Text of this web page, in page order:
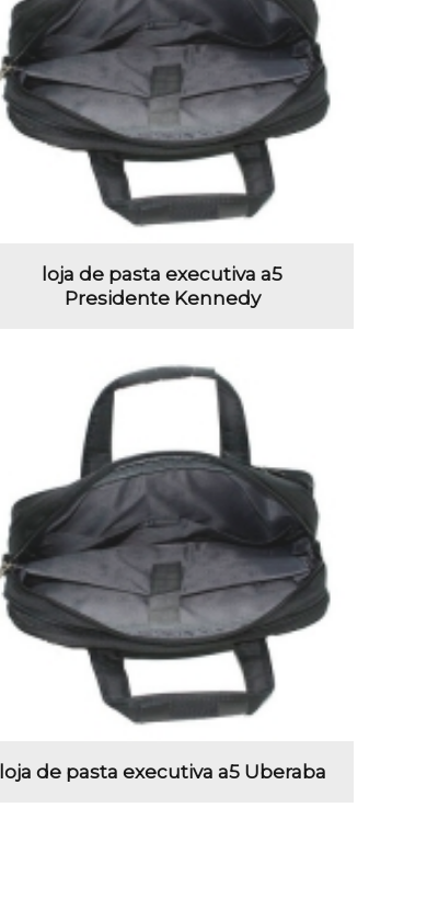
loja de pasta executiva a5
Presidente Kennedy
loja de pasta executiva a5 Uberaba